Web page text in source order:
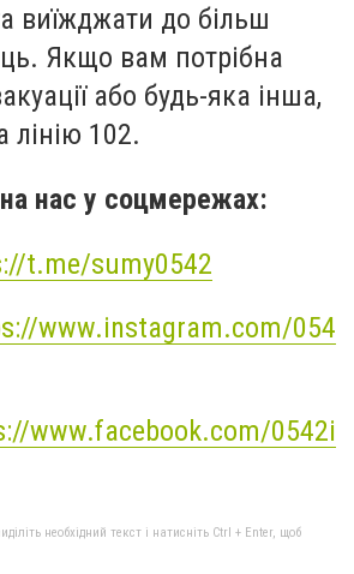
виїжджати до більш
Якщо вам потрібна
або будь-яка інша,
лінію 102.
нас у соцмережах:
t.me/sumy0542
www.instagram.com/054
www.facebook.com/0542i
необхідний текст і натисніть Ctrl + Enter, щоб